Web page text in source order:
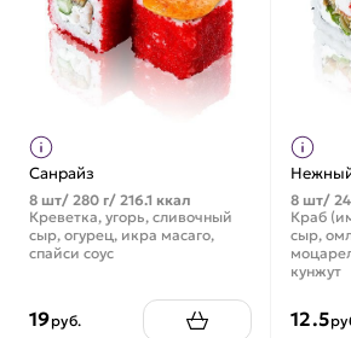
Санрайз
8 шт/ 280 г/ 216.1 ккал
Креветка, угорь, сливочный
сыр, огурец, икра масаго,
спайси соус
19руб.
8 шт/
Краб
сыр,
кунжут
12.5